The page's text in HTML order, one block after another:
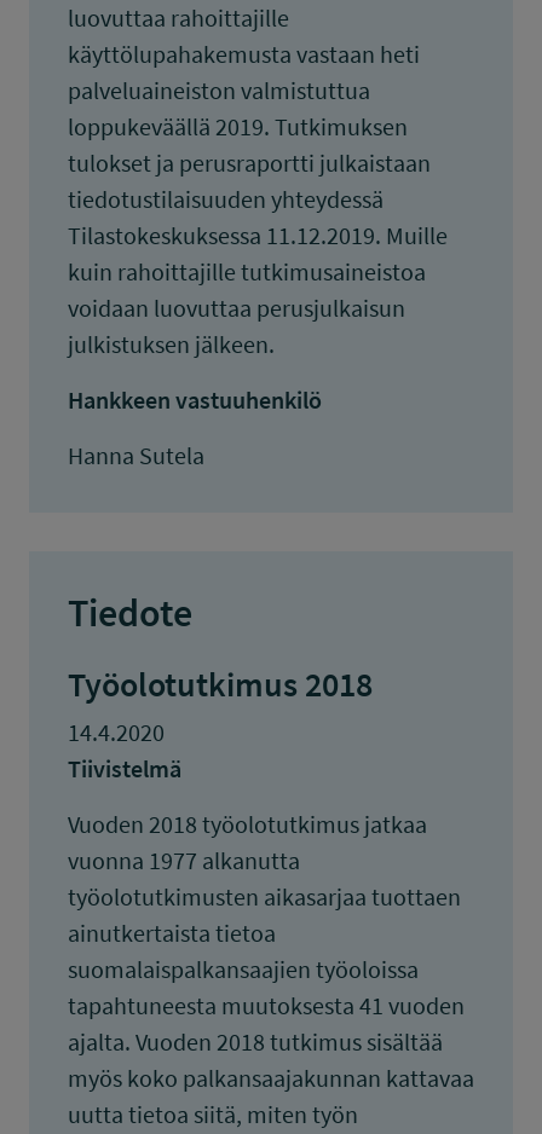
luovuttaa rahoittajille
käyttölupahakemusta vastaan heti
palveluaineiston valmistuttua
loppukeväällä 2019. Tutkimuksen
tulokset ja perusraportti julkaistaan
tiedotustilaisuuden yhteydessä
Tilastokeskuksessa 11.12.2019. Muille
kuin rahoittajille tutkimusaineistoa
voidaan luovuttaa perusjulkaisun
julkistuksen jälkeen.
Hankkeen vastuuhenkilö
Hanna Sutela
Tiedote
Työolotutkimus 2018
14.4.2020
Tiivistelmä
Vuoden 2018 työolotutkimus jatkaa
vuonna 1977 alkanutta
työolotutkimusten aikasarjaa tuottaen
ainutkertaista tietoa
suomalaispalkansaajien työoloissa
tapahtuneesta muutoksesta 41 vuoden
ajalta. Vuoden 2018 tutkimus sisältää
myös koko palkansaajakunnan kattavaa
uutta tietoa siitä, miten työn